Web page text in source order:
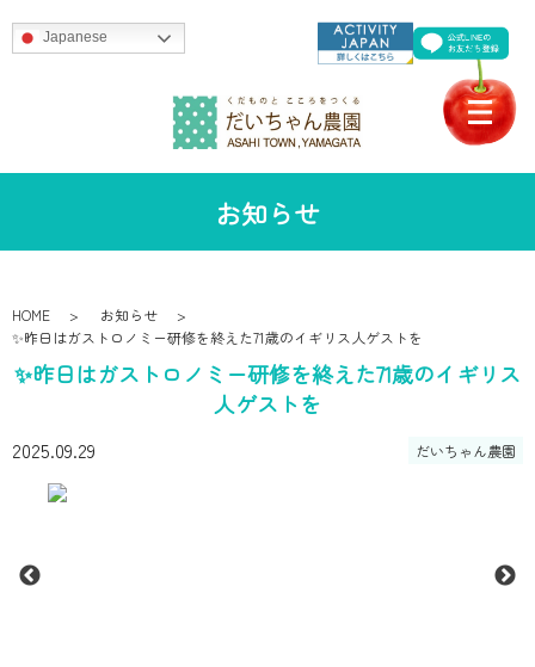
Japanese
お知らせ
HOME
お知らせ
✨昨日はガストロノミー研修を終えた71歳のイギリス人ゲストを
✨昨日はガストロノミー研修を終えた71歳のイギリス
人ゲストを
2025.09.29 だいちゃん農園